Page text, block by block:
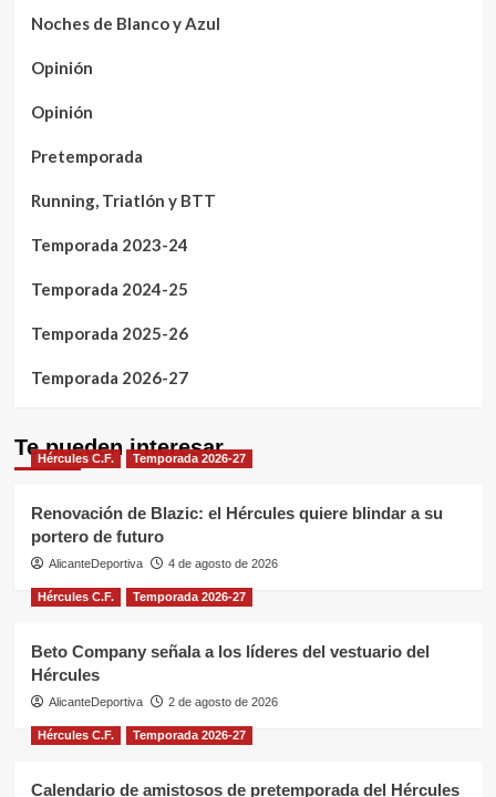
Noches de Blanco y Azul
Opinión
Opinión
Pretemporada
Running, Triatlón y BTT
Temporada 2023-24
Temporada 2024-25
Temporada 2025-26
Temporada 2026-27
Te pueden interesar
Hércules C.F. Temporada 2026-27
Renovación de Blazic: el Hércules quiere blindar a su
portero de futuro
AlicanteDeportiva 4 de agosto de 2026
Hércules C.F. Temporada 2026-27
Beto Company señala a los líderes del vestuario del
Hércules
AlicanteDeportiva 2 de agosto de 2026
Hércules C.F. Temporada 2026-27
Calendario de amistosos de pretemporada del Hércules